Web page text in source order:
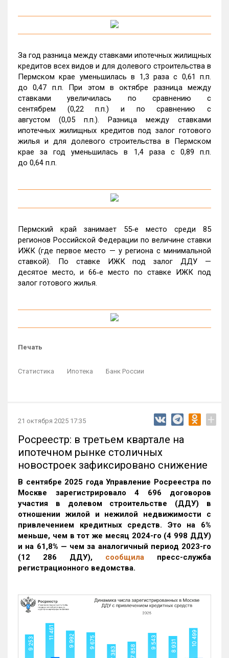
За год разница между ставками ипотечных жилищных
кредитов всех видов и для долевого строительства в
Пермском крае уменьшилась в 1,3 раза с 0,61 п.п.
до 0,47 п.п. При этом в октябре разница между
ставками увеличилась по сравнению с
сентябрем (0,22 п.п.) и по сравнению с
августом (0,05 п.п.). Разница между ставками
ипотечных жилищных кредитов под залог готового
жилья и для долевого строительства в Пермском
крае за год уменьшилась в 1,4 раза с 0,89 п.п.
до 0,64 п.п.
Пермский край занимает 55‑е место среди 85
регионов Российской Федерации по величине ставки
ИЖК (где первое место — у региона с минимальной
ставкой). По ставке ИЖК под залог ДДУ —
десятое место, и 66‑е место по ставке ИЖК под
залог готового жилья.
Печать
Статистика Ипотека Банк России
21 октября 2025 17:35 +
Росреестр: в третьем квартале на
ипотечном рынке столичных
новостроек зафиксировано снижение
В сентябре 2025 года Управление Росреестра по
Москве зарегистрировало 4 696 договоров
участия в долевом строительстве (ДДУ) в
отношении жилой и нежилой недвижимости с
привлечением кредитных средств. Это на 6%
меньше, чем в тот же месяц 2024-го (4 998 ДДУ)
и на 61,8% — чем за аналогичный период 2023-го
(12 286 ДДУ), сообщила пресс-служба
регистрационного ведомства.